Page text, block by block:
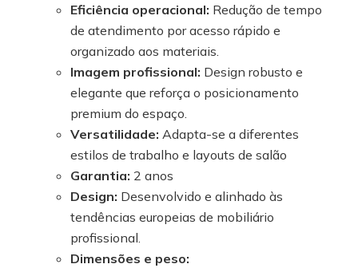
Eficiência operacional: Redução de tempo
de atendimento por acesso rápido e
organizado aos materiais.
Imagem profissional: Design robusto e
elegante que reforça o posicionamento
premium do espaço.
Versatilidade: Adapta-se a diferentes
estilos de trabalho e layouts de salão
Garantia: 2 anos
Design: Desenvolvido e alinhado às
tendências europeias de mobiliário
profissional.
Dimensões e peso: